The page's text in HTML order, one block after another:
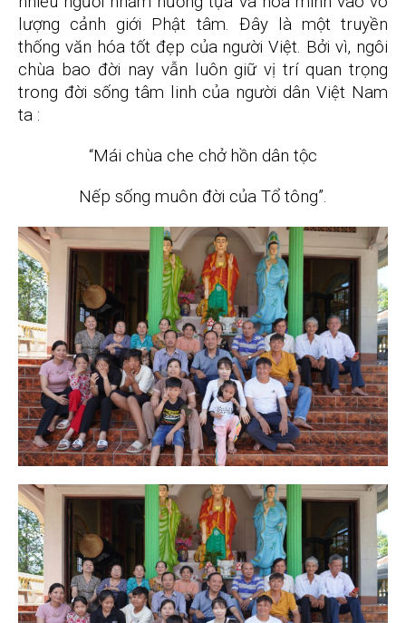
lượng cảnh giới Phật tâm. Đây là một truyền
thống văn hóa tốt đẹp của người Việt. Bởi vì, ngôi
chùa bao đời nay vẫn luôn giữ vị trí quan trọng
trong đời sống tâm linh của người dân Việt Nam
ta :
“Mái chùa che chở hồn dân tộc
Nếp sống muôn đời của Tổ tông”.